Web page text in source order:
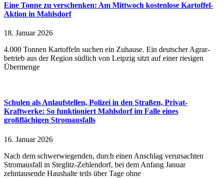
Eine Tonne zu verschenken: Am Mittwoch kostenlose Kartoffel-
Aktion in Mahlsdorf
18. Januar 2026
4.000 Tonnen Kartoffeln suchen ein Zuhause. Ein deut­scher Agrar­
be­trieb aus der Regi­on südlich von Leipzig sitzt auf einer rie­si­gen
Über­men­ge
Schulen als Anlaufstellen, Polizei in den Straßen, Privat-
Kraftwerke: So funktioniert Mahlsdorf im Falle eines
großflächigen Stromausfalls
16. Januar 2026
Nach dem schwerwiegenden, durch einen Anschlag verursachten
Stromausfall in Steglitz-Zehlendorf, bei dem Anfang Januar
zehntausende Haushalte teils über Tage ohne